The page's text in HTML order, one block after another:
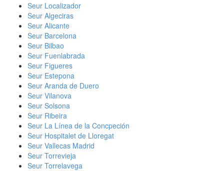
Seur Localizador
Seur Algeciras
Seur Alicante
Seur Barcelona
Seur Bilbao
Seur Fuenlabrada
Seur Figueres
Seur Estepona
Seur Aranda de Duero
Seur Vilanova
Seur Solsona
Seur Ribeira
Seur La Línea de la Concpeción
Seur Hospitalet de Lloregat
Seur Vallecas Madrid
Seur Torrevieja
Seur Torrelavega